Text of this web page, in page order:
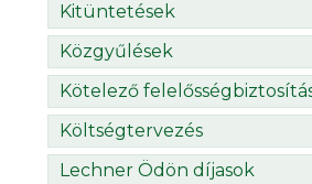
Kitüntetések
Közgyűlések
Kötelező
Költségtervezés
Lechner Ödön díjasok